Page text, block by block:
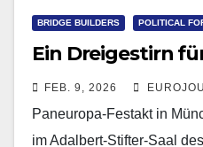
BRIDGE BUILDERS POLITICAL
Ein Dreigestirn
FEB. 9, 2026
Paneuropa-Festakt in
im Adalbert-Stifter-Saal